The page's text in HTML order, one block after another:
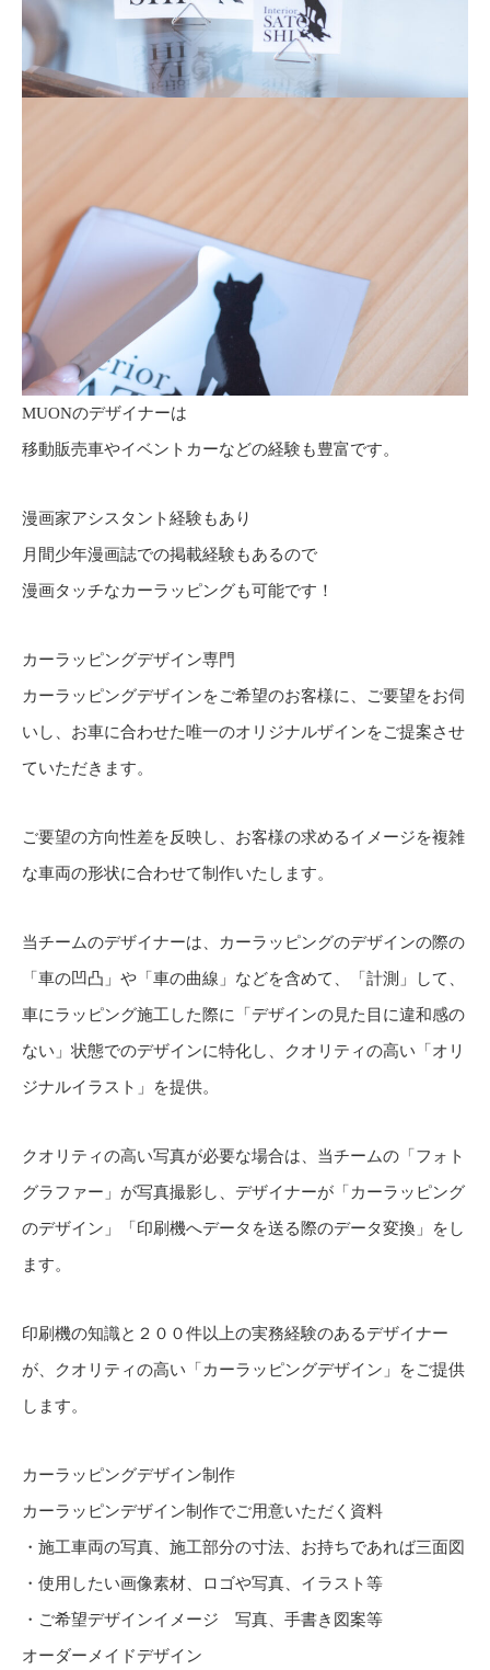
MUONのデザイナーは
移動販売車やイベントカーなどの経験も豊富です。
漫画家アシスタント経験もあり
月間少年漫画誌での掲載経験もあるので
漫画タッチなカーラッピングも可能です！
カーラッピングデザイン専門
カーラッピングデザインをご希望のお客様に、ご要望をお伺
いし、お車に合わせた唯一のオリジナルザインをご提案させ
ていただきます。
ご要望の方向性差を反映し、お客様の求めるイメージを複雑
な車両の形状に合わせて制作いたします。
当チームのデザイナーは、カーラッピングのデザインの際の
「車の凹凸」や「車の曲線」などを含めて、「計測」して、
車にラッピング施工した際に「デザインの見た目に違和感の
ない」状態でのデザインに特化し、クオリティの高い「オリ
ジナルイラスト」を提供。
クオリティの高い写真が必要な場合は、当チームの「フォト
グラファー」が写真撮影し、デザイナーが「カーラッピング
のデザイン」「印刷機へデータを送る際のデータ変換」をし
ます。
印刷機の知識と２００件以上の実務経験のあるデザイナー
が、クオリティの高い「カーラッピングデザイン」をご提供
します。
カーラッピングデザイン制作
カーラッピンデザイン制作でご用意いただく資料
・施工車両の写真、施工部分の寸法、お持ちであれば三面図
・使用したい画像素材、ロゴや写真、イラスト等
・ご希望デザインイメージ 写真、手書き図案等
オーダーメイドデザイン